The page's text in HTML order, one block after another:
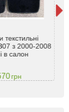
текстильні
з 2000-2008
в салон
грн